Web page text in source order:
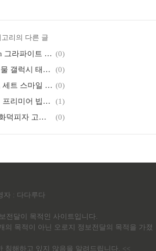
리의 다른 글
갤럭시 워치6 40mm 그라파이트 가격 기능 연동방법 내돈내산 (0)
초등학생 태블릿 선물 갤럭시 태블릿 A8 SM-X200
(0)
크록스 지비츠 파츠 세트 스마일 데이지 플라워 레인보우 프렌즈 예뻐요! (0)
빕스 샐러드바 가격 프리미어 빕스 송도점 딸기축제, 와인 무료, 주말 런치
(1)
냉동피자추천 바른화덕피자 고구마피자, 리코타쉬림프피자 맛있어요. feat.미스터아빠쿡
(0)
자 : 다다루다
전달이 목적인 사이트입니다.
의 목적이 아닌 오로지 정보전달의 목적을 가졌
침해하고 있지 않음을 알려드립니다. <<